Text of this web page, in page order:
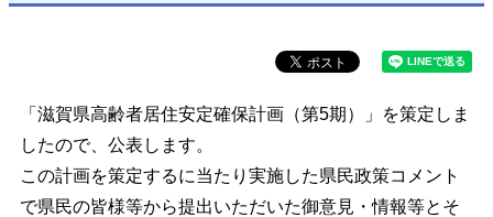
「滋賀県高齢者居住安定確保計画（第5期）」を策定しま
したので、公表します。
この計画を策定するに当たり実施した県民政策コメント
で県民の皆様等から提出いただいた御意見・情報等とそ